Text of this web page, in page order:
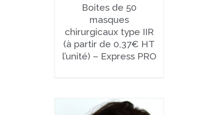
Boites de 50
masques
chirurgicaux type IIR
(à partir de 0,37€ HT
l’unité) – Express PRO